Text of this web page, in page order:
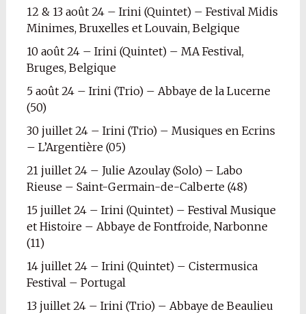
12 & 13 août 24 – Irini (Quintet) – Festival Midis
Minimes, Bruxelles et Louvain, Belgique
10 août 24 – Irini (Quintet) – MA Festival,
Bruges, Belgique
5 août 24 – Irini (Trio) – Abbaye de la Lucerne
(50)
30 juillet 24 – Irini (Trio) – Musiques en Ecrins
– L’Argentière (05)
21 juillet 24 – Julie Azoulay (Solo) – Labo
Rieuse – Saint-Germain-de-Calberte (48)
15 juillet 24 – Irini (Quintet) – Festival Musique
et Histoire – Abbaye de Fontfroide, Narbonne
(11)
14 juillet 24 – Irini (Quintet) – Cistermusica
Festival – Portugal
13 juillet 24 – Irini (Trio) – Abbaye de Beaulieu